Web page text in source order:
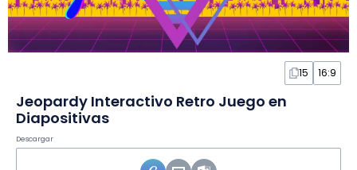
15 16:9
Jeopardy Interactivo Retro Juego en
Diapositivas
Descargar